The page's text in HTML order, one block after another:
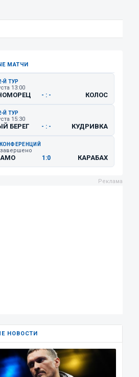
МАТЧИ
Й ТУР
13:00
- : - КОЛОС
Й ТУР
15:30
БЕРЕГ - : - КУДРИВКА
1:0 КАРАБАХ
НОВОСТИ